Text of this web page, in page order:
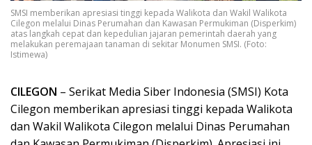
SMSI memberikan apresiasi tinggi kepada Walikota dan Wakil Walikota
Cilegon melalui Dinas Perumahan dan Kawasan Permukiman (Disperkim)
atas langkah cepat dan kepedulian jajaran pemerintah daerah yang
melakukan peremajaan tanaman di sekitar Monumen SMSI. (Foto:
Istimewa)
CILEGON – Serikat Media Siber Indonesia (SMSI) Kota
Cilegon memberikan apresiasi tinggi kepada Walikota
dan Wakil Walikota Cilegon melalui Dinas Perumahan